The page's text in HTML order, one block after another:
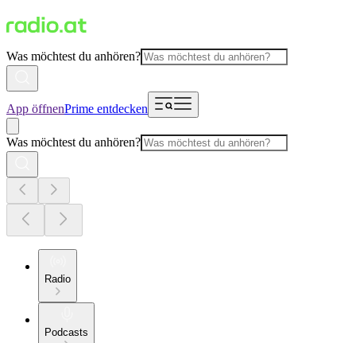
Was möchtest du anhören?
App öffnenPrime entdecken
Was möchtest du anhören?
Radio
Podcasts